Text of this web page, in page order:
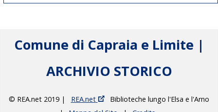
Comune di Capraia e Limite |
ARCHIVIO STORICO
© REA.net 2019 | REA.net
Biblioteche lungo l'Elsa e l'Arno